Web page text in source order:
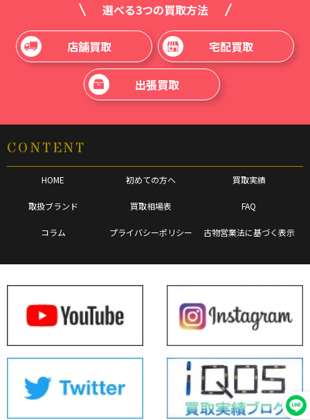
選べる3つの買取方法
店舗買取 宅配買取
出張買取
CONTENT
HOME 初めての方へ 買取実績
取扱ブランド 買取相場表 FAQ
コラム プライバシーポリシー 古物営業法に基づく表示